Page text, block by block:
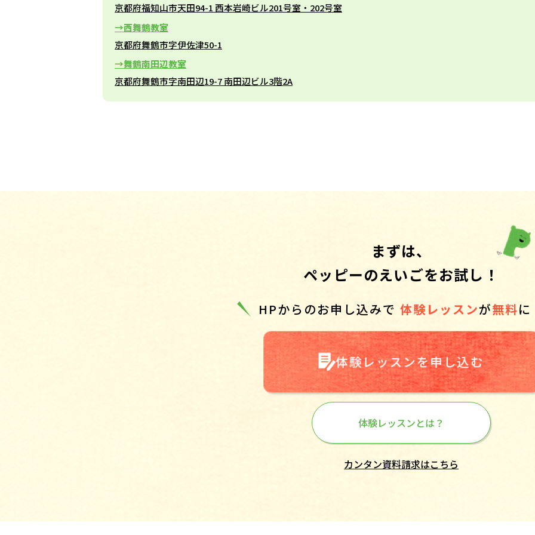
京都府福知山市天田94-1 西本岩崎ビル201号室・202号室
西舞鶴教室
京都府舞鶴市字伊佐津50-1
舞鶴南田辺教室
京都府舞鶴市字南田辺19-7 南田辺ビル3階2A
まずは、
ペッピーのえいごをお試し！
HPからのお申し込みで 体験レッスンが無料
体験レッスンを申し込む
体験レッスンとは？
カンタン資料請求はこちら